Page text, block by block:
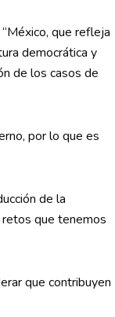
que refleja
democrática y
de los casos de
por lo que es
de la
que tenemos
que contribuyen